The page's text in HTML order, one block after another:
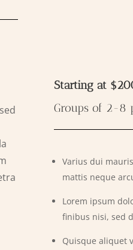
Starting at
Groups of 2-8
Varius dui
mattis neque
Lorem ipsum
finibus nisi, sed
Quisque aliquet